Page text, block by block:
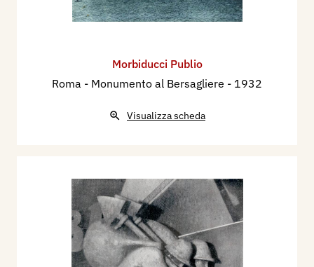
Morbiducci Publio
Roma - Monumento al Bersagliere - 1932
Visualizza scheda